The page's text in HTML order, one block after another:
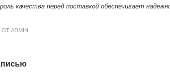
качества перед поставкой обеспечивает
ОТ ADMIN